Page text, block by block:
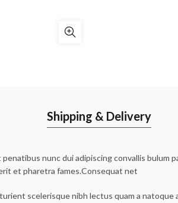
Shipping & Delivery
nunc dui adipiscing convallis
et pharetra fames.Consequat net
scelerisque nibh lectus quam a